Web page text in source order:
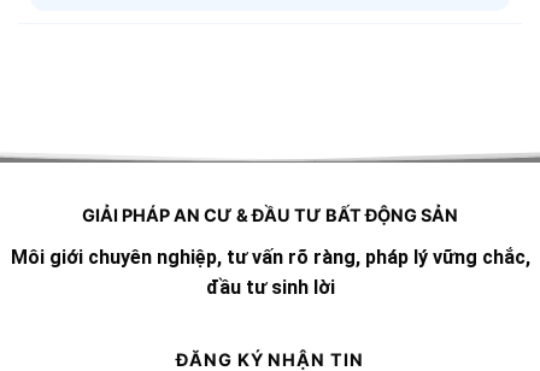
GIẢI PHÁP AN CƯ & ĐẦU TƯ BẤT ĐỘNG SẢN
Môi giới chuyên nghiệp, tư vấn rõ ràng, pháp lý vững chắc,
đầu tư sinh lời
ĐĂNG KÝ NHẬN TIN